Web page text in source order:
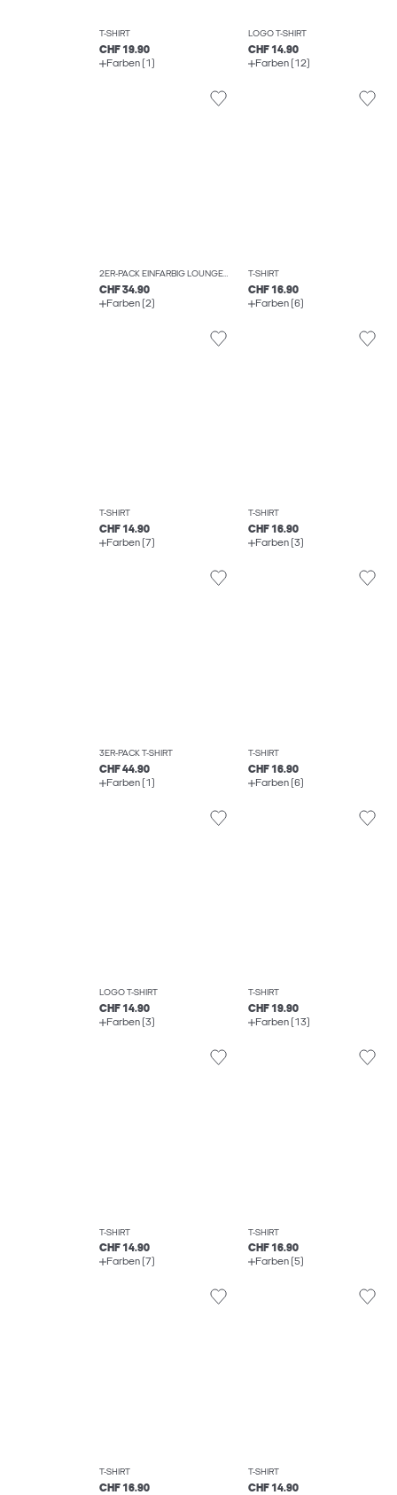
T-SHIRT
CHF 19.90
Farben (1)
LOGO T-SHIRT
CHF 14.90
Farben (12)
2ER-PACK EINFARBIG LOUNGEWEAR SET
CHF 34.90
Farben (2)
T-SHIRT
CHF 16.90
Farben (6)
T-SHIRT
CHF 14.90
Farben (7)
T-SHIRT
CHF 16.90
Farben (3)
3ER-PACK T-SHIRT
CHF 44.90
Farben (1)
T-SHIRT
CHF 16.90
Farben (6)
LOGO T-SHIRT
CHF 14.90
Farben (3)
T-SHIRT
CHF 19.90
Farben (13)
T-SHIRT
CHF 14.90
Farben (7)
T-SHIRT
CHF 16.90
Farben (5)
T-SHIRT
CHF 16.90
T-SHIRT
CHF 14.90